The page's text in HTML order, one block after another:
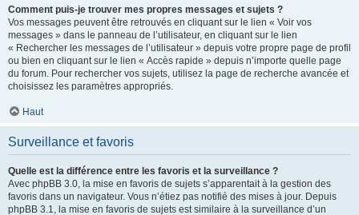
Comment puis-je trouver mes propres messages et sujets ?
Vos messages peuvent être retrouvés en cliquant sur le lien « Voir vos
messages » dans le panneau de l’utilisateur, en cliquant sur le lien
« Rechercher les messages de l’utilisateur » depuis votre propre page de profil
ou bien en cliquant sur le lien « Accès rapide » depuis n’importe quelle page
du forum. Pour rechercher vos sujets, utilisez la page de recherche avancée et
choisissez les paramètres appropriés.
Haut
Surveillance et favoris
Quelle est la différence entre les favoris et la surveillance ?
Avec phpBB 3.0, la mise en favoris de sujets s’apparentait à la gestion des
favoris dans un navigateur. Vous n’étiez pas notifié des mises à jour. Depuis
phpBB 3.1, la mise en favoris de sujets est similaire à la surveillance d’un